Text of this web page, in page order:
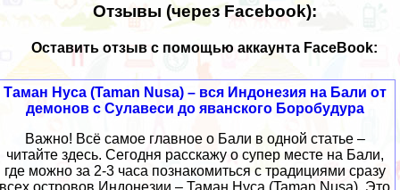
Отзывы (через Facebook):
Оставить отзыв с помощью аккаунта FaceBook:
Таман Нуса (Taman Nusa) – вся Индонезия на Бали от
демонов с Сулавеси до яванского Боробудура
Важно! Всё самое главное о Бали в одной статье –
читайте здесь. Сегодня расскажу о супер месте на Бали,
где можно за 2-3 часа познакомиться с традициями сразу